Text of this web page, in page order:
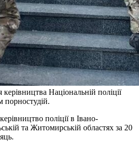
Національній поліції
порностудій.
поліції в Івано-
та Житомирській областях за 20